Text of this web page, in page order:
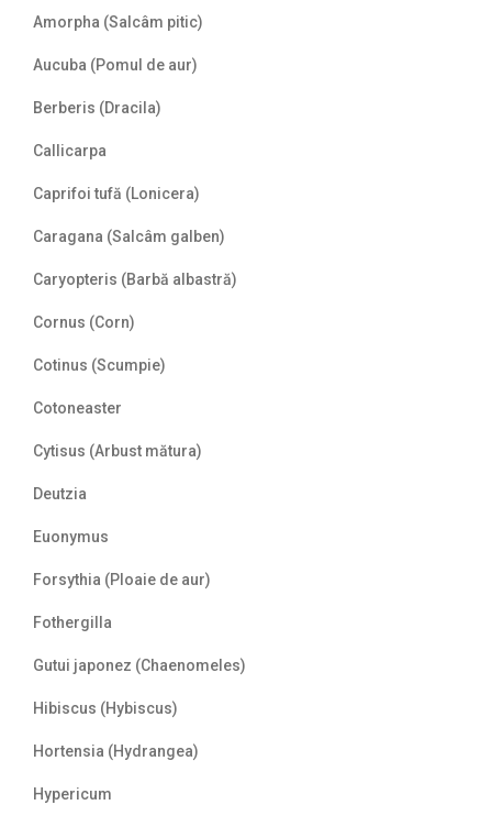
Amorpha (Salcâm pitic)
Aucuba (Pomul de aur)
Berberis (Dracila)
Callicarpa
Caprifoi tufă (Lonicera)
Caragana (Salcâm galben)
Caryopteris (Barbă albastră)
Cornus (Corn)
Cotinus (Scumpie)
Cotoneaster
Cytisus (Arbust mătura)
Deutzia
Euonymus
Forsythia (Ploaie de aur)
Fothergilla
Gutui japonez (Chaenomeles)
Hibiscus (Hybiscus)
Hortensia (Hydrangea)
Hypericum